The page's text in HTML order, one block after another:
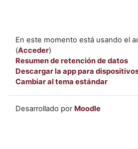
En este momento está usando el
(Acceder)
Resumen de retención de datos
Descargar la app para
Cambiar al tema estándar
Desarrollado por Moodle